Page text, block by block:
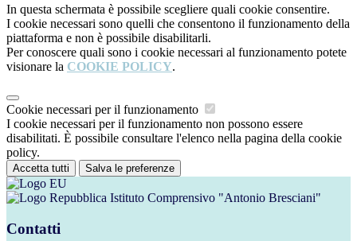
In questa schermata è possibile scegliere quali cookie consentire.
I cookie necessari sono quelli che consentono il funzionamento della
piattaforma e non è possibile disabilitarli.
Per conoscere quali sono i cookie necessari al funzionamento potete
visionare la COOKIE POLICY.
Cookie necessari per il funzionamento
I cookie necessari per il funzionamento non possono essere
disabilitati. È possibile consultare l'elenco nella pagina della cookie
policy.
Accetta tutti Salva le preferenze
Istituto Comprensivo "Antonio Bresciani"
Contatti